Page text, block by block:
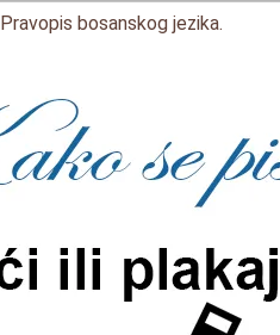
Pravopis bosanskog jezika.